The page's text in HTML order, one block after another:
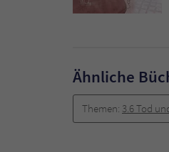
Ähnliche
Themen: 3.6 Tod